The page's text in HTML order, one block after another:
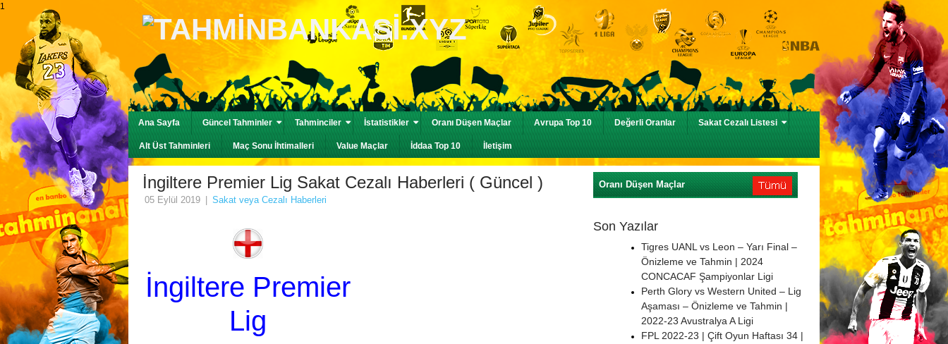
1
Ana Sayfa Güncel Tahminler Tahminciler İstatistikler Oranı Düşen Maçlar Avrupa Top 10 Değerli Oranlar Sakat Cezalı Listesi
Alt Üst Tahminleri Maç Sonu İhtimalleri Value Maçlar İddaa Top 10 İletişim
İngiltere Premier Lig Sakat Cezalı Haberleri ( Güncel )
05 Eylül 2019 Sakat veya Cezalı Haberleri
İngiltere Premier
Lig
Oranı Düşen Maçlar
Son Yazılar
Tigres UANL vs Leon – Yarı Final –
Önizleme ve Tahmin | 2024
CONCACAF Şampiyonlar Ligi
Perth Glory vs Western United – Lig
Aşaması – Önizleme ve Tahmin |
2022-23 Avustralya A Ligi
FPL 2022-23 | Çift Oyun Haftası 34 |